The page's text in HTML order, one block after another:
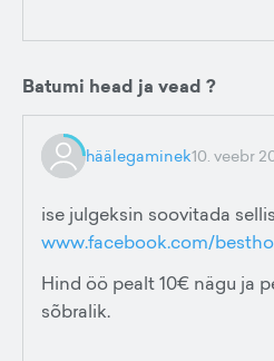
Batumi head ja vead ?
häälegaminek10. veebr
ise julgeksin soovitada
www.facebook.com/
Hind öö pealt 10€ nägu ja
sõbralik.